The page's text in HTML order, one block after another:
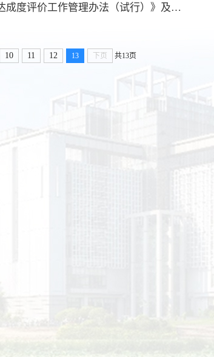
1.1 【制度文件】安徽师范大学本科人才培养质量达成度评价工作管理办法（试行）》及附件
10 11 12 13 下页 共13页